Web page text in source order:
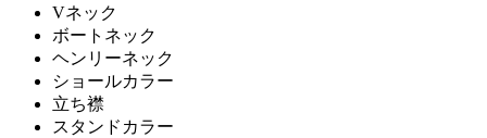
Vネック
ボートネック
ヘンリーネック
ショールカラー
立ち襟
スタンドカラー